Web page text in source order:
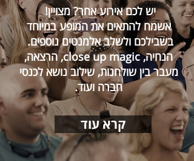
יש לכם אירוע אחר? מצויין!
אשמח להתאים את המופע במיוחד
בשבילכם ולשלב אלמנטים נוספים.
הנחיה, close up magic, הרצאה,
מעבר בין שולחנות, שילוב נושא לכנסי
חברה ועוד.
קרא עוד